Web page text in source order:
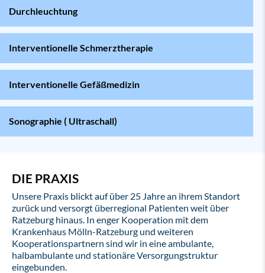
Durchleuchtung
Interventionelle Schmerztherapie
Interventionelle Gefäßmedizin
Sonographie ( Ultraschall)
DIE PRAXIS
Unsere Praxis blickt auf über 25 Jahre an ihrem Standort
zurück und versorgt überregional Patienten weit über
Ratzeburg hinaus. In enger Kooperation mit dem
Krankenhaus Mölln-Ratzeburg und weiteren
Kooperationspartnern sind wir in eine ambulante,
halbambulante und stationäre Versorgungstruktur
eingebunden.